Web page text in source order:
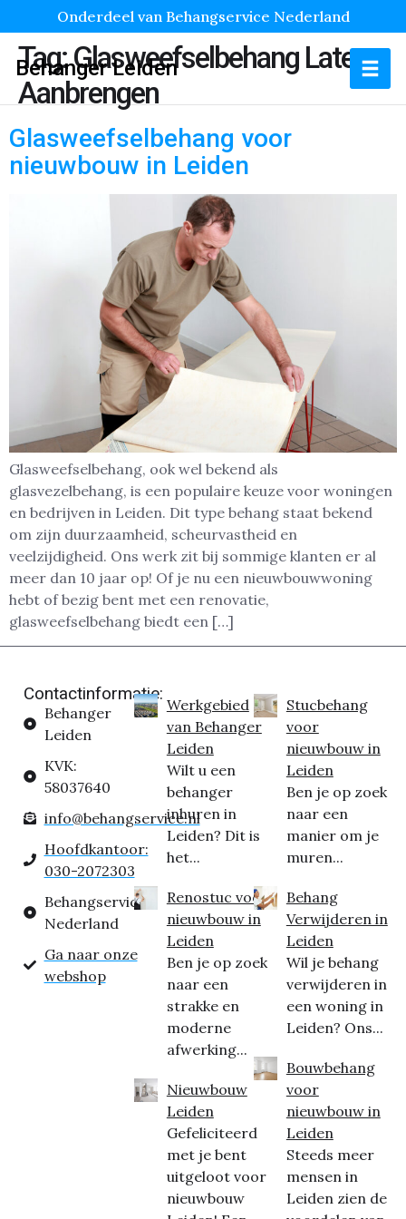
Onderdeel van Behangservice Nederland
Behanger Leiden
Tag:Glasweefselbehang Laten
Aanbrengen
Glasweefselbehang voor
nieuwbouw in Leiden
Glasweefselbehang, ook wel bekend als
glasvezelbehang, is een populaire keuze voor woningen
en bedrijven in Leiden. Dit type behang staat bekend
om zijn duurzaamheid, scheurvastheid en
veelzijdigheid. Ons werk zit bij sommige klanten er al
meer dan 10 jaar op! Of je nu een nieuwbouwwoning
hebt of bezig bent met een renovatie,
glasweefselbehang biedt een […]
Contactinformatie:
Behanger
Leiden
KVK:
58037640
info@behangservice.nl
Hoofdkantoor:
030-2072303
Behangservice
Nederland
Ga naar onze
webshop
Werkgebied
van Behanger
Leiden
Wilt u een
behanger
inhuren in
Leiden? Dit is
het...
Renostuc voor
nieuwbouw in
Leiden
Ben je op zoek
naar een
strakke en
moderne
afwerking...
Nieuwbouw
Leiden
Gefeliciteerd
met je bent
uitgeloot voor
nieuwbouw
Stucbehang
voor
nieuwbouw in
Leiden
Ben je op zoek
naar een
manier om je
muren...
Behang
Verwijderen in
Leiden
Wil je behang
verwijderen in
een woning in
Leiden? Ons...
Bouwbehang
voor
nieuwbouw in
Leiden
Steeds meer
mensen in
Leiden zien de